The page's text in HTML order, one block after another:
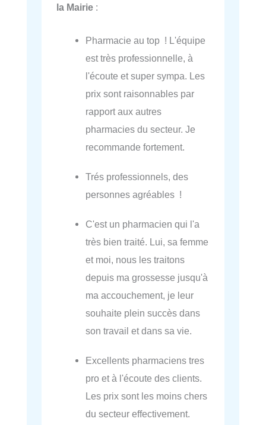
la Mairie :
Pharmacie au top ! L'équipe
est très professionnelle, à
l'écoute et super sympa. Les
prix sont raisonnables par
rapport aux autres
pharmacies du secteur. Je
recommande fortement.
Trés professionnels, des
personnes agréables !
C'est un pharmacien qui l'a
très bien traité. Lui, sa femme
et moi, nous les traitons
depuis ma grossesse jusqu'à
ma accouchement, je leur
souhaite plein succès dans
son travail et dans sa vie.
Excellents pharmaciens tres
pro et à l'écoute des clients.
Les prix sont les moins chers
du secteur effectivement.